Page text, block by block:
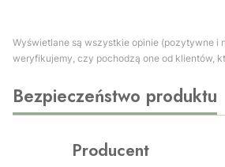
Wyświetlane są wszystkie opinie (pozytywne i
weryfikujemy, czy pochodzą one od klientów,
Bezpieczeństwo produktu
Producent